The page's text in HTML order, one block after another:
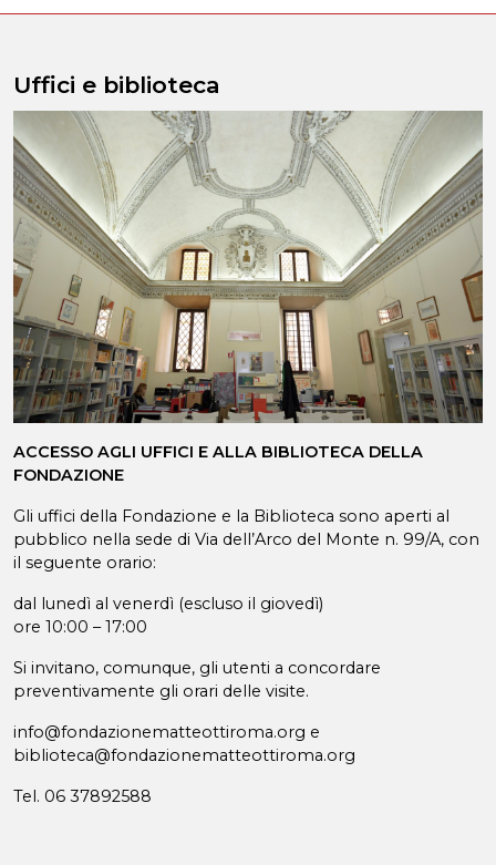
Uffici e biblioteca
ACCESSO AGLI UFFICI E ALLA BIBLIOTECA DELLA
FONDAZIONE
Gli uffici della Fondazione e la Biblioteca sono aperti al
pubblico nella sede di Via dell’Arco del Monte n. 99/A, con
il seguente orario:
dal lunedì al venerdì (escluso il giovedì)
ore 10:00 – 17:00
Si invitano, comunque, gli utenti a concordare
preventivamente gli orari delle visite.
info@fondazionematteottiroma.org e
biblioteca@fondazionematteottiroma.org
Tel. 06 37892588